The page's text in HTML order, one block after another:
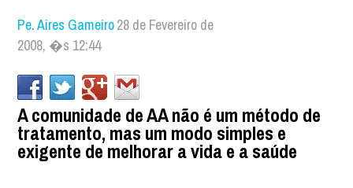
Pe. Aires Gameiro28 de Fevereiro de
2008, �s 12:44
A comunidade de AA não é um método de
tratamento, mas um modo simples e
exigente de melhorar a vida e a saúde